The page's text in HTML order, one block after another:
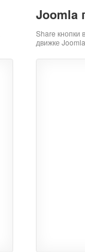
Joomla
Share кнопки
движке Joomla